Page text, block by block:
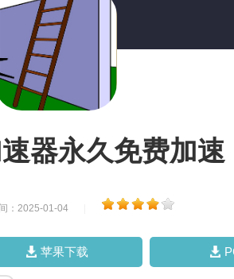
器永久免费加速
：2025-01-04
苹果下载